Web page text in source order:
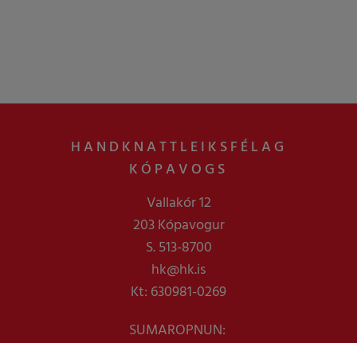
HANDKNATTLEIKSFÉLAG
KÓPAVOGS
Vallakór 12
203 Kópavogur
S. 513-8700
hk@hk.is
Kt: 630981-0269
SUMAROPNUN: